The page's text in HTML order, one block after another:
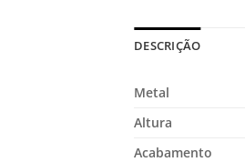
DESCRIÇÃO
Metal
Altura
Acabamento